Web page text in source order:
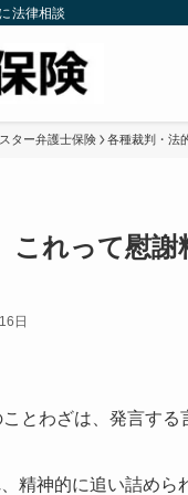
法律相談
スター弁護士保険 各種裁判・法
これって慰
日
ことわざは、発言す
精神的に追い詰めら